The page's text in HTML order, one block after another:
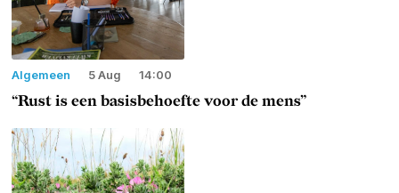
Algemeen 5 Aug 14:00
“Rust is een basisbehoefte voor de mens”